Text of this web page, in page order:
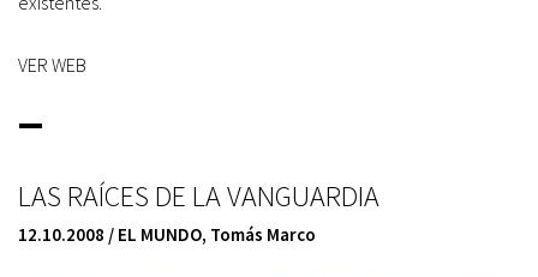
VER WEB
LAS RAÍCES DE LA VANGUARDIA
12.10.2008 / EL MUNDO, Tomás Marco